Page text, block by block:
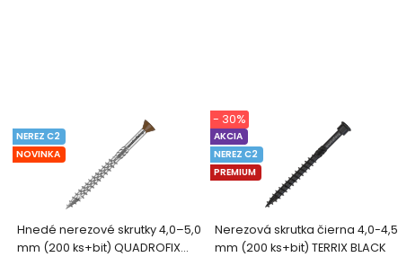
Hnedé nerezové skrutky 4,0–5,0
mm (200 ks+bit) QUADROFIX
NEREZ C2
NOVINKA
Nerezová skrutka čierna 4,0-4,5
mm (200 ks+bit) TERRIX BLACK
AKCIA
NEREZ C2
PREMIUM
- 30%